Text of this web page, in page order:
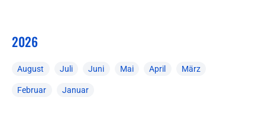
2026
August Juli Juni Mai April März
Februar Januar